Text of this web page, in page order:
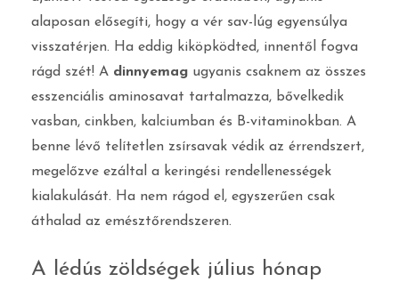
alaposan elősegíti, hogy a vér sav-lúg egyensúlya
visszatérjen. Ha eddig kiköpködted, innentől fogva
rágd szét! A dinnyemag ugyanis csaknem az összes
esszenciális aminosavat tartalmazza, bővelkedik
vasban, cinkben, kalciumban és B-vitaminokban. A
benne lévő telítetlen zsírsavak védik az érrendszert,
megelőzve ezáltal a keringési rendellenességek
kialakulását. Ha nem rágod el, egyszerűen csak
áthalad az emésztőrendszeren.
A lédús zöldségek július hónap